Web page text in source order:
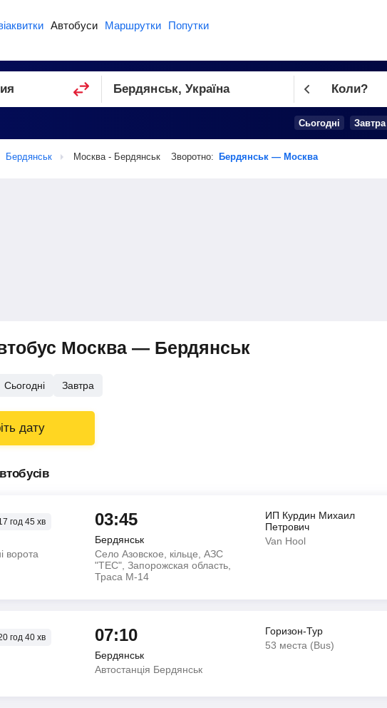
Автобуси Маршрутки Попутки
Коли?
Cьогодні Завтра
Бердянськ Москва - Бердянськ Зворотно: Бердянськ — Москва
Москва — Бердянськ
Сьогодні Завтра
дату
год45 хв
ворота
03:45
Бердянськ
Село Азовское, кільце, АЗС
"ТЕС", Запорожская область,
Траса М-14
ИП Курдин Михаил
Петрович
Van Hool
год40 хв 07:10
Бердянськ
Автостанція Бердянськ
Горизон-Тур
53 места (Bus)